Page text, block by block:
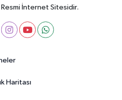
İnternet Sitesidir.
Haritası